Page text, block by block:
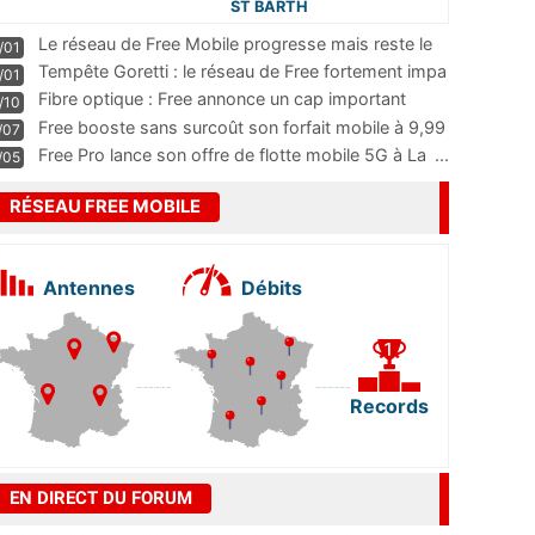
ST BARTH
Le réseau de Free Mobile progresse mais reste le
m
...
Tempête Goretti : le réseau de Free fortement impa
Fibre optique : Free annonce un cap important
pass
...
Free booste sans surcoût son forfait mobile à 9,99
Free Pro lance son offre de flotte mobile 5G à La ...
RÉSEAU FREE MOBILE
Antennes Débits
Records
EN DIRECT DU FORUM